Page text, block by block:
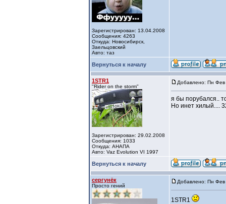
Зарегистрирован: 13.04.2008
Сообщения: 4263
Откуда: Новосибирск,
Заельцовский
Авто: таз
Вернуться к началу
1STR1
"Rider on the storm"
Зарегистрирован: 29.02.2008
Сообщения: 1033
Откуда: АНАПА
Авто: Vaz Evolution VI 1997
Добавлено: Пн
я бы порубался..
Но инет хилый....
Вернуться к началу
сергунёк
Просто гений
Добавлено: Пн
1STR1